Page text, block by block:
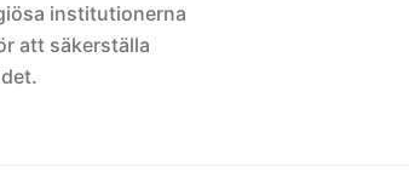
institutionerna
att säkerställa